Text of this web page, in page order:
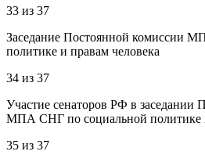
33 из 37
Заседание Постоянной комиссии
политике и правам человека
34 из 37
Участие сенаторов РФ в заседании
МПА СНГ по социальной политике
35 из 37